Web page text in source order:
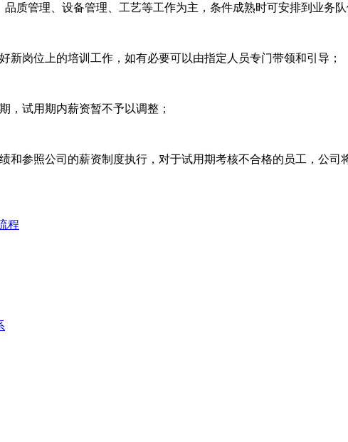
质管理、设备管理、工艺等工作为主，条件成熟时可安排到业务队
新岗位上的培训工作，如有必要可以由指定人员专门带领和引导；
，试用期内薪资暂不予以调整；
和参照公司的薪资制度执行，对于试用期考核不合格的员工，公司
程